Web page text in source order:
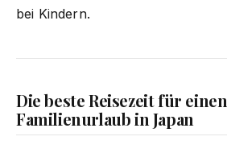
bei Kindern.
Die beste Reisezeit für einen
Familienurlaub in Japan